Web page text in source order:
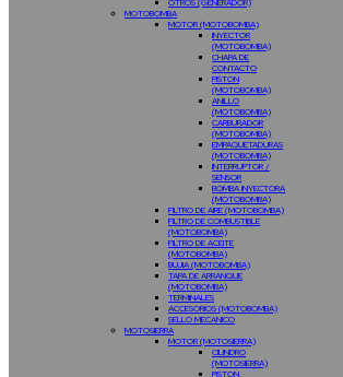
OTROS (GENERADOR)
MOTOBOMBA
MOTOR (MOTOBOMBA)
INYECTOR
(MOTOBOMBA)
CHAPA DE
CONTACTO
PISTON
(MOTOBOMBA)
ANILLO
(MOTOBOMBA)
CARBURADOR
(MOTOBOMBA)
EMPAQUETADURAS
(MOTOBOMBA)
INTERRUPTOR /
SENSOR
BOMBA INYECTORA
(MOTOBOMBA)
FILTRO DE AIRE (MOTOBOMBA)
FILTRO DE COMBUSTIBLE
(MOTOBOMBA)
FILTRO DE ACEITE
(MOTOBOMBA)
BUJIA (MOTOBOMBA)
TAPA DE ARRANQUE
(MOTOBOMBA)
TERMINALES
ACCESORIOS (MOTOBOMBA)
SELLO MECANICO
MOTOSIERRA
MOTOR (MOTOSIERRA)
CILINDRO
(MOTOSIERRA)
PISTON